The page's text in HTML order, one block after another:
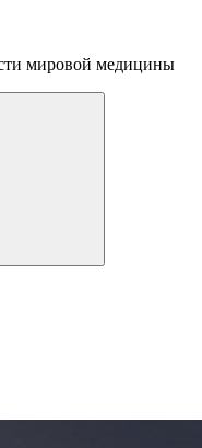
мировой медицины